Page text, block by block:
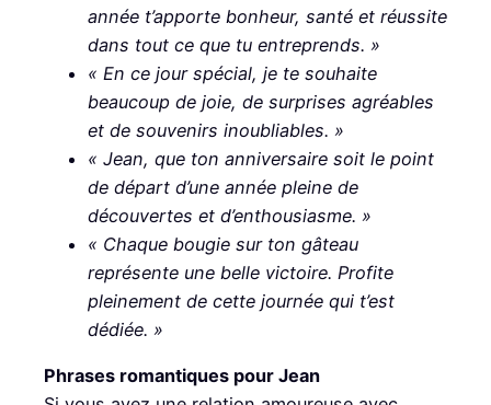
année t’apporte bonheur, santé et réussite
dans tout ce que tu entreprends. »
« En ce jour spécial, je te souhaite
beaucoup de joie, de surprises agréables
et de souvenirs inoubliables. »
« Jean, que ton anniversaire soit le point
de départ d’une année pleine de
découvertes et d’enthousiasme. »
« Chaque bougie sur ton gâteau
représente une belle victoire. Profite
pleinement de cette journée qui t’est
dédiée. »
Phrases romantiques pour Jean